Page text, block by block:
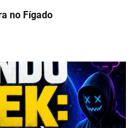
no Fígado